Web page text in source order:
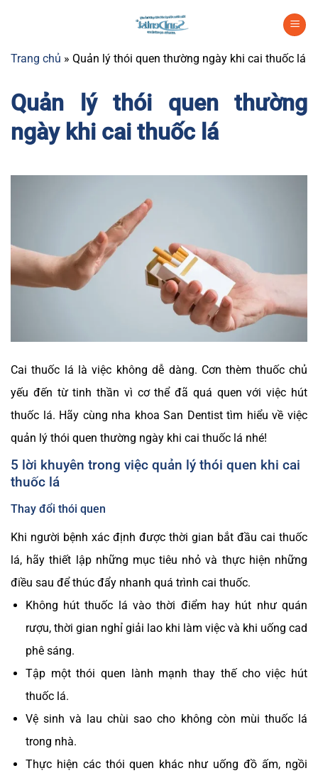
dungTrang chủ » Quản lý thói quen thường ngày khi cai thuốc lá
Quản lý thói quen thường
ngày khi cai thuốc lá
Cai thuốc lá là việc không dễ dàng. Cơn thèm thuốc chủ
yếu đến từ tinh thần vì cơ thể đã quá quen với việc hút
thuốc lá. Hãy cùng nha khoa San Dentist tìm hiểu về việc
quản lý thói quen thường ngày khi cai thuốc lá nhé!
5 lời khuyên trong việc quản lý thói quen khi cai
thuốc lá
Thay đổi thói quen
Khi người bệnh xác định được thời gian bắt đầu cai thuốc
lá, hãy thiết lập những mục tiêu nhỏ và thực hiện những
điều sau để thúc đẩy nhanh quá trình cai thuốc.
Không hút thuốc lá vào thời điểm hay hút như quán
rượu, thời gian nghỉ giải lao khi làm việc và khi uống cad
phê sáng.
Tập một thói quen lành mạnh thay thế cho việc hút
thuốc lá.
Vệ sinh và lau chùi sao cho không còn mùi thuốc lá
trong nhà.
Thực hiện các thói quen khác như uống đồ ấm, ngồi